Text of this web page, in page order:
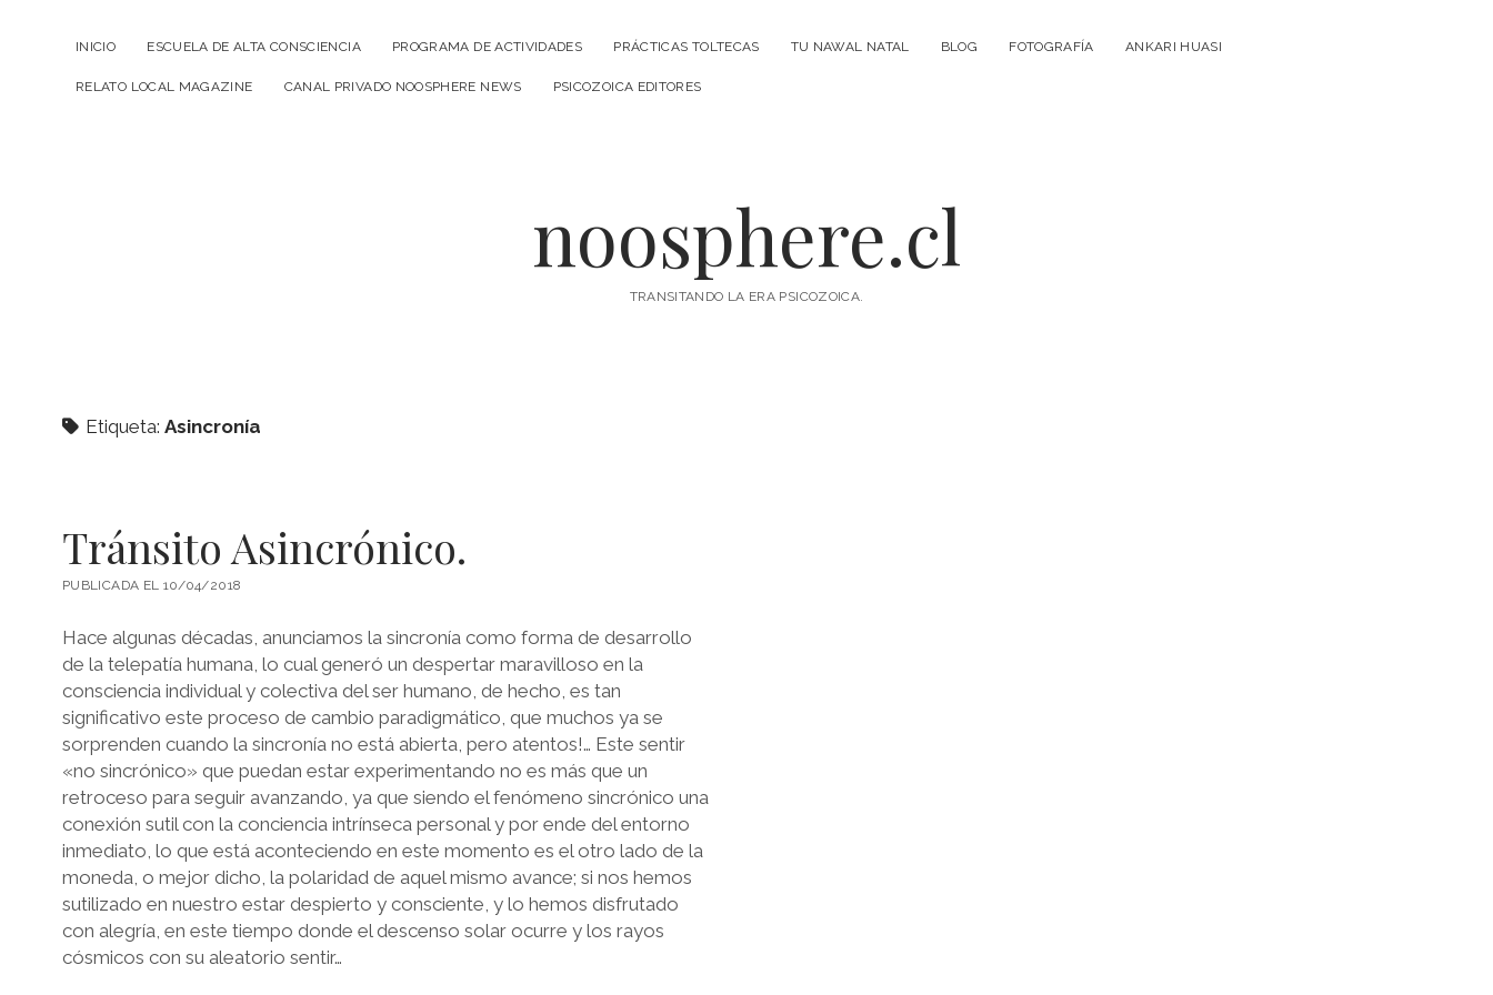
INICIO ESCUELA DE ALTA CONSCIENCIA PROGRAMA DE ACTIVIDADES PRÁCTICAS TOLTECAS TU NAWAL NATAL BLOG FOTOGRAFÍA ANKARI HUASI
RELATO LOCAL MAGAZINE CANAL PRIVADO NOOSPHERE NEWS PSICOZOICA EDITORES
noosphere.cl
TRANSITANDO LA ERA PSICOZOICA.
Etiqueta: Asincronía
Tránsito Asincrónico.
PUBLICADA EL 10/04/2018
Hace algunas décadas, anunciamos la sincronía como forma de desarrollo
de la telepatía humana, lo cual generó un despertar maravilloso en la
consciencia individual y colectiva del ser humano, de hecho, es tan
significativo este proceso de cambio paradigmático, que muchos ya se
sorprenden cuando la sincronía no está abierta, pero atentos!… Este sentir
«no sincrónico» que puedan estar experimentando no es más que un
retroceso para seguir avanzando, ya que siendo el fenómeno sincrónico una
conexión sutil con la conciencia intrínseca personal y por ende del entorno
inmediato, lo que está aconteciendo en este momento es el otro lado de la
moneda, o mejor dicho, la polaridad de aquel mismo avance; si nos hemos
sutilizado en nuestro estar despierto y consciente, y lo hemos disfrutado
con alegría, en este tiempo donde el descenso solar ocurre y los rayos
cósmicos con su aleatorio sentir…